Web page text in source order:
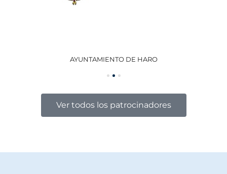
AYUNTAMIENTO DE HARO
Ver todos los patrocinadores